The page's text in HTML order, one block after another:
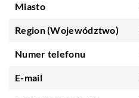
Miasto
Region (Województwo)
Numer telefonu
E-mail